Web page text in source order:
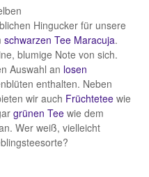
Hingucker für unsere
schwarzen Tee Maracuja.
blumige Note von sich.
Auswahl an losen
enthalten. Neben
wir auch Früchtetee wie
grünen Tee wie dem
Wer weiß, vielleicht